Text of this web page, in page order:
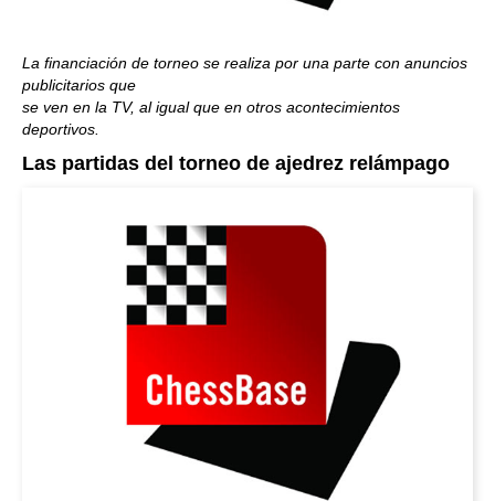
La financiación de torneo se realiza por una parte con anuncios
publicitarios que
se ven en la TV, al igual que en otros acontecimientos
deportivos.
Las partidas del torneo de ajedrez relámpago